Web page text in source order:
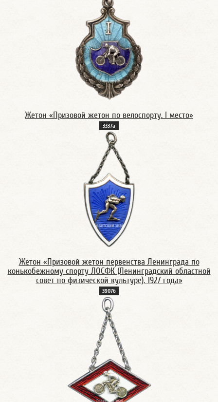
Жетон «Призовой жетон по велоспорту. I место»
3337а
Жетон «Призовой жетон первенства Ленинграда по
конькобежному спорту ЛОСФК (Ленинградский областной
совет по физической культуре). 1927 года»
3907б